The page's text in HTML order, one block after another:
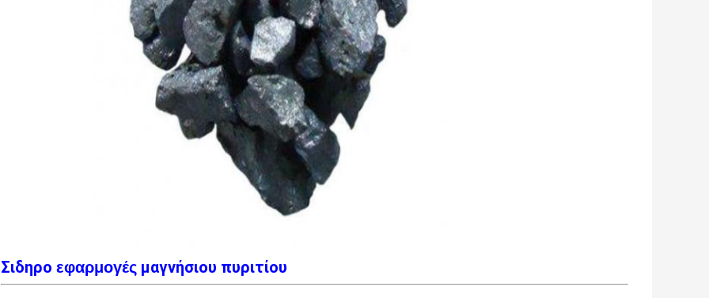
Σιδηρο εφαρμογές μαγνήσιου πυριτίου